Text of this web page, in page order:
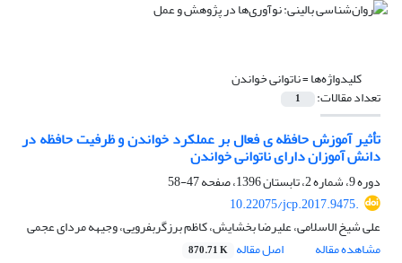
کلیدواژه‌ها =ناتوانی خواندن
تعداد مقالات: 1
تأثیر آموزش حافظه‏ ی فعال بر عملکرد خواندن و ظرفیت حافظه در
دانش آموزان دارای ناتوانی خواندن
دوره 9، شماره 2، تابستان 1396، صفحه
47-58
10.22075/jcp.2017.9475.
علی شیخ الاسلامی، علیرضا بخشایش، کاظم برزگربفرویی، وجیهه مردای‏ عجمی
مشاهده مقاله
اصل مقاله 870.71 K